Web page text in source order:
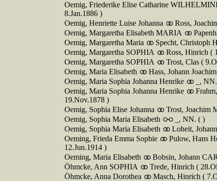
Oemig, Friederike Elise Catharine
8.Jan.1886 )
Oemig, Henriette Luise Johanna
Ross,
Oemig, Margaretha Elisabeth MARIA
Oemig, Margaretha Maria
Specht, Christoph
Oemig, Margaretha SOPHIA
Ross, Hinrich (
Oemig, Margaretha SOPHIA
Trost, Clas (
Oemig, Maria Elisabeth
Hass, Johann
Oemig, Maria Sophia Johanna Henrike
_,
Oemig, Maria Sophia Johanna Henrike
19.Nov.1878 )
Oemig, Sophia Elise Johanna
Trost, Joachim
Oemig, Sophia Maria Elisabeth
_, NN. ( )
Oemig, Sophia Maria Elisabeth
Loheit,
Oeming, Frieda Emma Sophie
Pulow, Hans
12.Jun.1914 )
Oeming, Maria Elisabeth
Bobsin, Johann
Öhmcke, Ann SOPHIA
Trede, Hinrich (
Öhmcke, Anna Dorothea
Masch, Hinrich (